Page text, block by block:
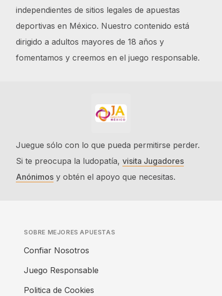
independientes de sitios legales de apuestas
deportivas en México. Nuestro contenido está
dirigido a adultos mayores de 18 años y
fomentamos y creemos en el juego responsable.
Juegue sólo con lo que pueda permitirse perder.
Si te preocupa la ludopatía, visita Jugadores
Anónimos y obtén el apoyo que necesitas.
SOBRE MEJORES APUESTAS
Confiar Nosotros
Juego Responsable
Politica de Cookies